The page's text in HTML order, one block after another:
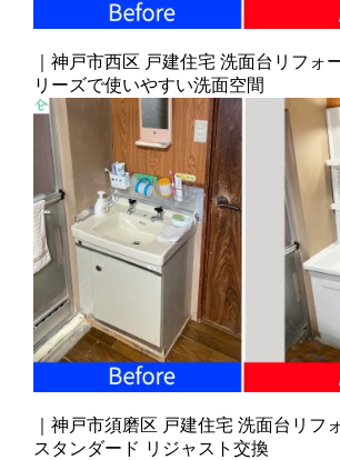
｜神戸市西区 戸建住宅 洗面台リフォ
リーズで使いやすい洗面空間
｜神戸市須磨区 戸建住宅 洗面台リフ
スタンダード リジャスト交換